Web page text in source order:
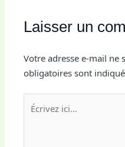
Laisser un
Votre adresse e-mail ne
obligatoires sont
Écrivez
ici…